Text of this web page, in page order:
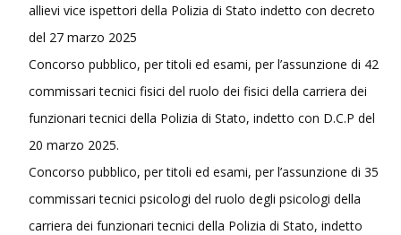
allievi vice ispettori della Polizia di Stato indetto con decreto
del 27 marzo 2025
Concorso pubblico, per titoli ed esami, per l’assunzione di 42
commissari tecnici fisici del ruolo dei fisici della carriera dei
funzionari tecnici della Polizia di Stato, indetto con D.C.P del
20 marzo 2025.
Concorso pubblico, per titoli ed esami, per l’assunzione di 35
commissari tecnici psicologi del ruolo degli psicologi della
carriera dei funzionari tecnici della Polizia di Stato, indetto